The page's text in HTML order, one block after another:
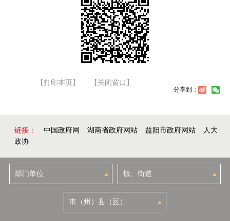
【打印本页】 【关闭窗口】
分享到：
链接： 中国政府网 湖南省政府网站 益阳市政府网站
人大
政协